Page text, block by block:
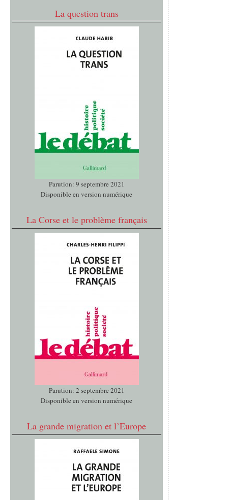
La question trans
Parution: 9 septembre 2021
Disponible en version numérique
La Corse et le problème français
Parution: 2 septembre 2021
Disponible en version numérique
La grande migration et l’Europe